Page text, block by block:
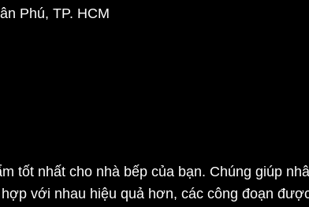
Phú, TP. HCM
tốt nhất cho nhà bếp của bạn. Chúng giúp
với nhau hiệu quả hơn, các công đoạn